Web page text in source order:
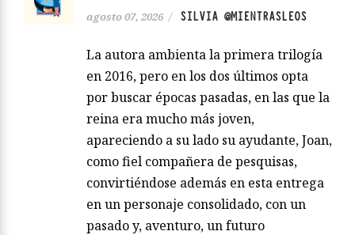
agosto 07, 2026 / SILVIA @MIENTRASLEOS
La autora ambienta la primera trilogía
en 2016, pero en los dos últimos opta
por buscar épocas pasadas, en las que la
reina era mucho más joven,
apareciendo a su lado su ayudante, Joan,
como fiel compañera de pesquisas,
convirtiéndose además en esta entrega
en un personaje consolidado, con un
pasado y, aventuro, un futuro